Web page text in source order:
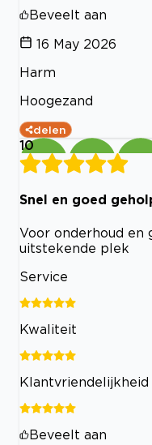
Beveelt aan
16 May 2026
Harm
Hoogezand
delen
10
Snel en goed
Voor onderhoud en
uitstekende plek
Service
Kwaliteit
Klantvriendelijkheid
Beveelt aan